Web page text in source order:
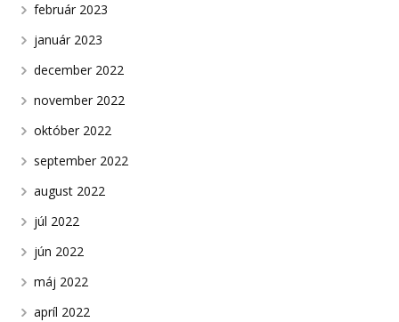
február 2023
január 2023
december 2022
november 2022
október 2022
september 2022
august 2022
júl 2022
jún 2022
máj 2022
apríl 2022